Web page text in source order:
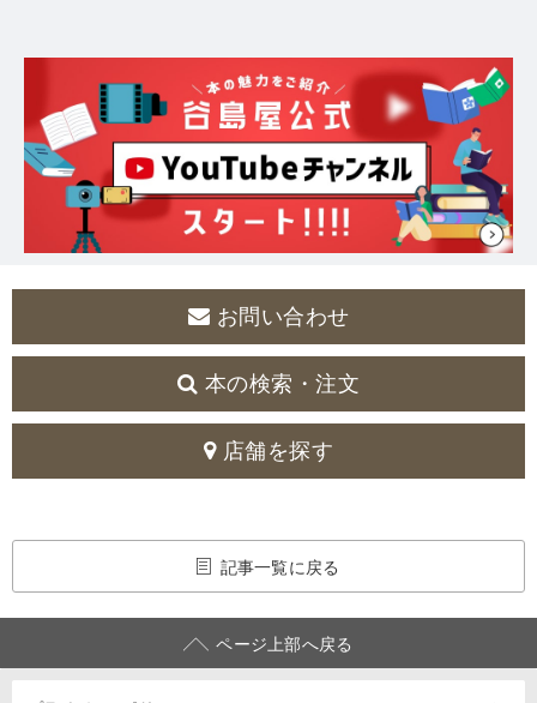
お問い合わせ
本の検索・注文
店舗を探す
記事一覧に戻る
ページ上部へ戻る